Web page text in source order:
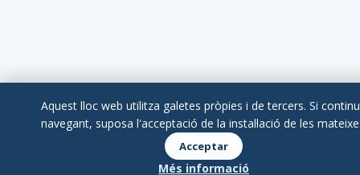
Aquest lloc web utilitza galetes pròpies i de tercers. Si
navegant, suposa l'acceptació de la instal·lació de les
Acceptar
Més informació